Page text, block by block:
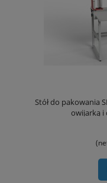
Stół do pakowania
owijarką i